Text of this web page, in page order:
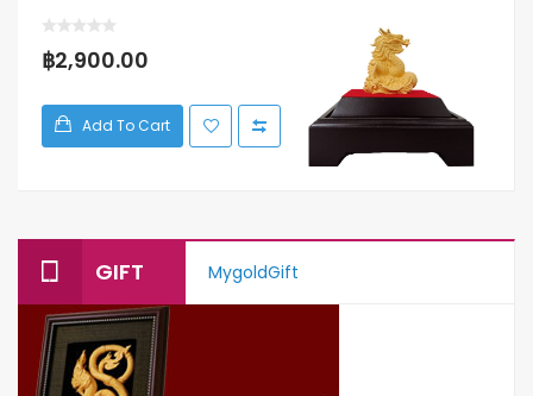
฿2,900.00
Add To Cart
GIFT MygoldGift